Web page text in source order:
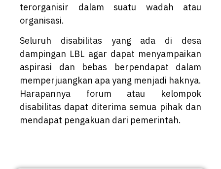
terorganisir dalam suatu wadah atau
organisasi.
Seluruh disabilitas yang ada di desa
dampingan LBL agar dapat menyampaikan
aspirasi dan bebas berpendapat dalam
memperjuangkan apa yang menjadi haknya.
Harapannya forum atau kelompok
disabilitas dapat diterima semua pihak dan
mendapat pengakuan dari pemerintah.